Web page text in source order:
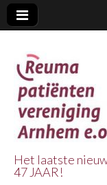
Het laatste
47 JAAR!